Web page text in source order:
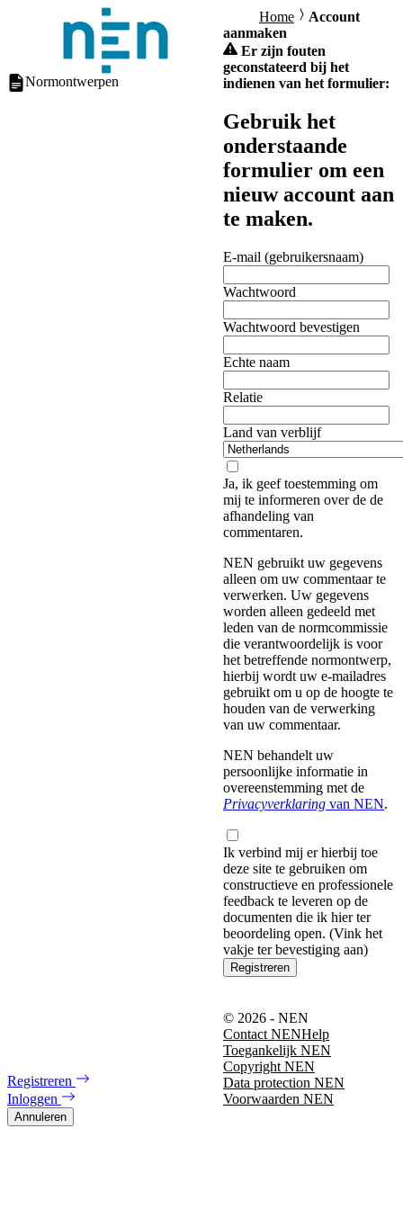
Normontwerpen
Registreren
Inloggen
Home
Account
aanmaken
Er zijn fouten
geconstateerd bij het
indienen van het formulier:
Gebruik het
onderstaande
formulier om een
nieuw account aan
te maken.
E-mail (gebruikersnaam)
Wachtwoord
Wachtwoord bevestigen
Echte naam
Relatie
Land van verblijf
Ja, ik geef toestemming om
mij te informeren over de de
afhandeling van
commentaren.
NEN gebruikt uw gegevens
alleen om uw commentaar te
verwerken. Uw gegevens
worden alleen gedeeld met
leden van de normcommissie
die verantwoordelijk is voor
het betreffende normontwerp,
hierbij wordt uw e-mailadres
gebruikt om u op de hoogte te
houden van de verwerking
van uw commentaar.
NEN behandelt uw
persoonlijke informatie in
overeenstemming met de
Privacyverklaring van NEN.
Ik verbind mij er hierbij toe
deze site te gebruiken om
constructieve en professionele
feedback te leveren op de
documenten die ik hier ter
beoordeling open. (Vink het
vakje ter bevestiging aan)
Registreren
© 2026 - NEN
Contact NENHelp
Toegankelijk NEN
Copyright NEN
Data protection NEN
Voorwaarden NEN
Annuleren